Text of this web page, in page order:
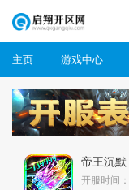
主页 游戏中心
帝王沉默
开服时间：